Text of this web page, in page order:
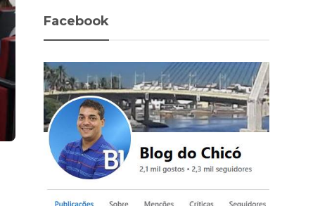
Facebook